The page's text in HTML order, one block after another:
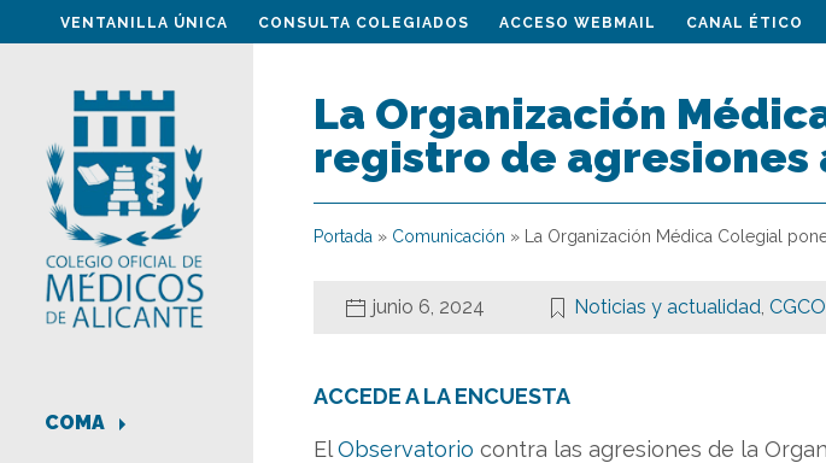
VENTANILLA ÚNICA CONSULTA COLEGIADOS ACCESO WEBMAIL CANAL ÉTICO
COMA
La Organización
registro de
Portada » Comunicación » La Organización Médica Colegial
junio 6, 2024 Noticias y actualidad,
ACCEDE A LA ENCUESTA
ElObservatorio contra las agresiones de la